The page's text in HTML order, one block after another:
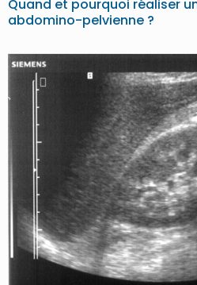
Quand et pourquoi réaliser
abdomino-pelvienne ?